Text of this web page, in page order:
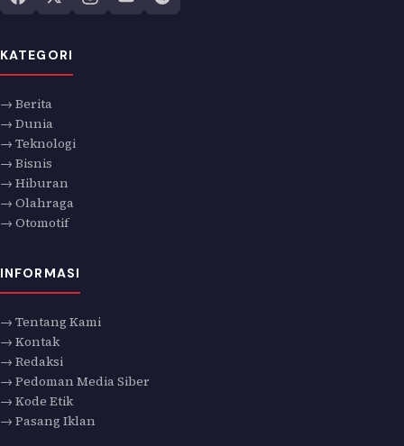
KATEGORI
→ Berita
→ Dunia
→ Teknologi
→ Bisnis
→ Hiburan
→ Olahraga
→ Otomotif
INFORMASI
→ Tentang Kami
→ Kontak
→ Redaksi
→ Pedoman Media Siber
→ Kode Etik
→ Pasang Iklan